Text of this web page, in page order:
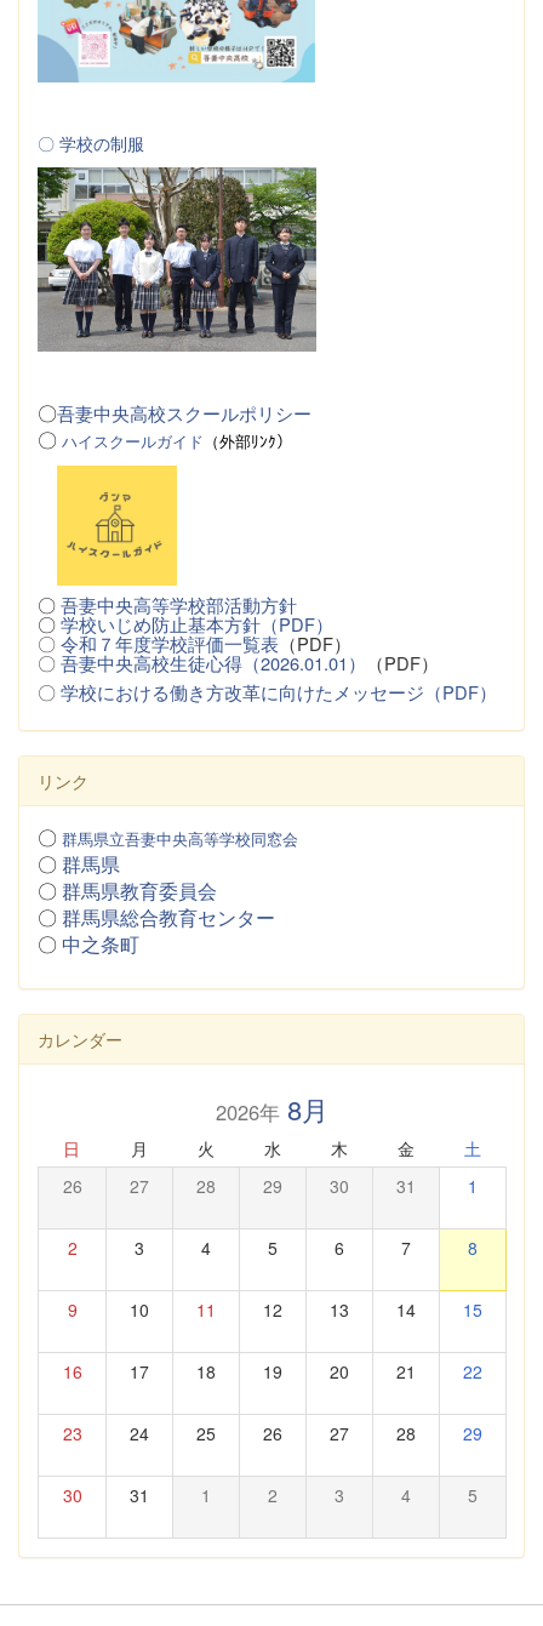
〇 学校の制服
〇吾妻中央高校スクールポリシー
〇 ハイスクールガイド （外部ﾘﾝｸ）
〇吾妻中央高等学校部活動方針
〇学校いじめ防止基本方針（PDF）
〇令和７年度学校評価一覧表 （PDF）
〇吾妻中央高校生徒心得（2026.01.01）
（PDF）
〇学校における働き方改革に向けたメッセージ（PDF）
リンク
〇 群馬県立吾妻中央高等学校同窓会
〇 群馬県
〇 群馬県教育委員会
〇 群馬県総合教育センター
〇 中之条町
カレンダー
2026年8月
日 月 火 水 木 金 土
26 27 28 29 30 31 1
2 3 4 5 6 7 8
9 10 11 12 13 14 15
16 17 18 19 20 21 22
23 24 25 26 27 28 29
30 31 1 2 3 4 5